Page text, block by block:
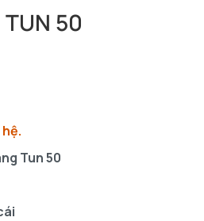
50
Tun 50